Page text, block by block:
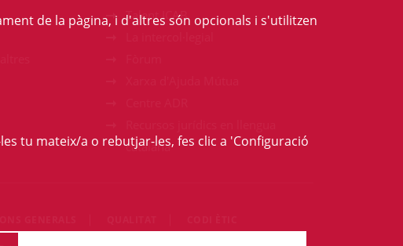
Talent ICAB
catalana
de la pàgina, i d'altres són opcionals i s'utilitzen
tu mateix/a o rebutjar-les, fes clic a 'Configuració